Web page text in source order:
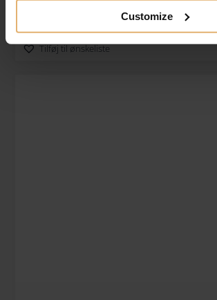
Customize Køb nu
Tilføj til ønskeliste